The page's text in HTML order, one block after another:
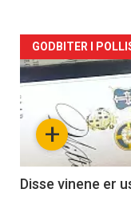
Forsiden
akkurat
nå
3
+
GODBITER I
Disse vinene er